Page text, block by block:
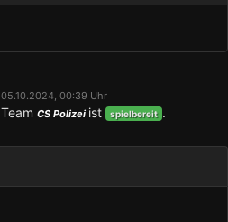
05.10.2024, 00:39 Uhr
Team CS Polizei ist spielbereit .